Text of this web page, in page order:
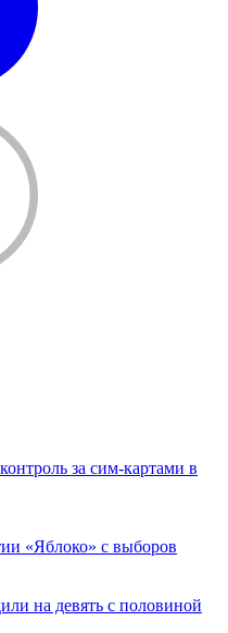
за сим-картами в
«Яблоко» с выборов
на девять с половиной